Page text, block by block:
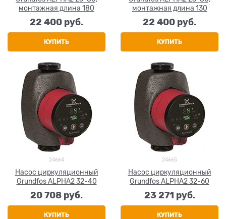
монтажная длина 180
22 400 руб.
КУПИТЬ
монтажная длина 130
22 400 руб.
КУПИТЬ
24664
Насос циркуляционный
Grundfos ALPHA2 32-40
20 708 руб.
КУПИТЬ
24665
Насос циркуляционный
Grundfos ALPHA2 32-60
23 271 руб.
КУПИТЬ